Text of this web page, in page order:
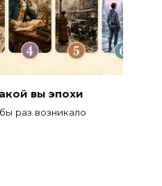
вы эпохи
раз возникало